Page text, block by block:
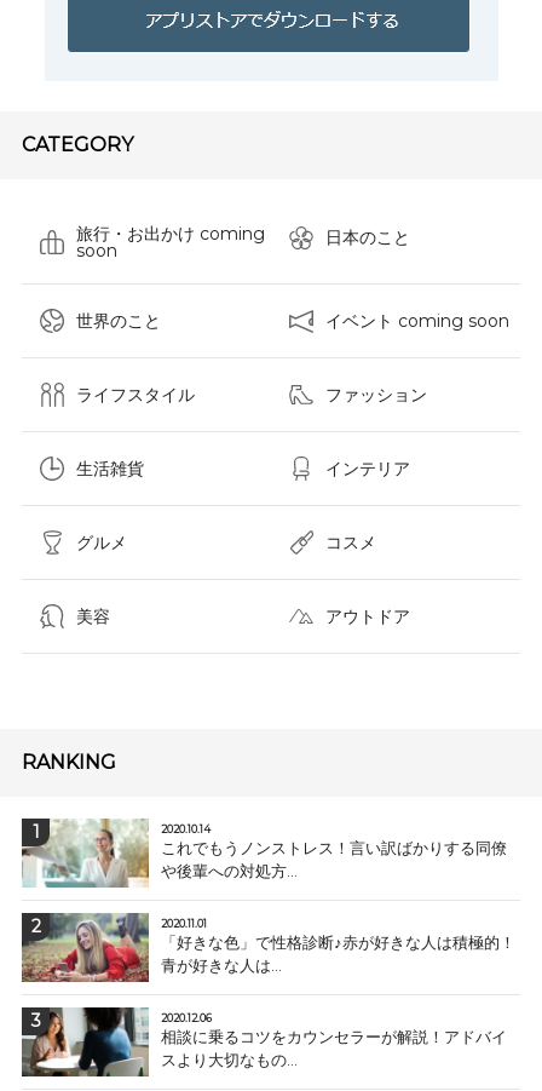
CATEGORY
旅行・お出かけ coming
soon
日本のこと
世界のこと イベント coming soon
ライフスタイル ファッション
生活雑貨 インテリア
グルメ コスメ​
美容 アウトドア
RANKING
2020.10.14
これでもうノンストレス！言い訳ばかりする同僚
や後輩への対処方...
2020.11.01
「好きな色」で性格診断♪赤が好きな人は積極的！
青が好きな人は...
2020.12.06
相談に乗るコツをカウンセラーが解説！アドバイ
スより大切なもの...